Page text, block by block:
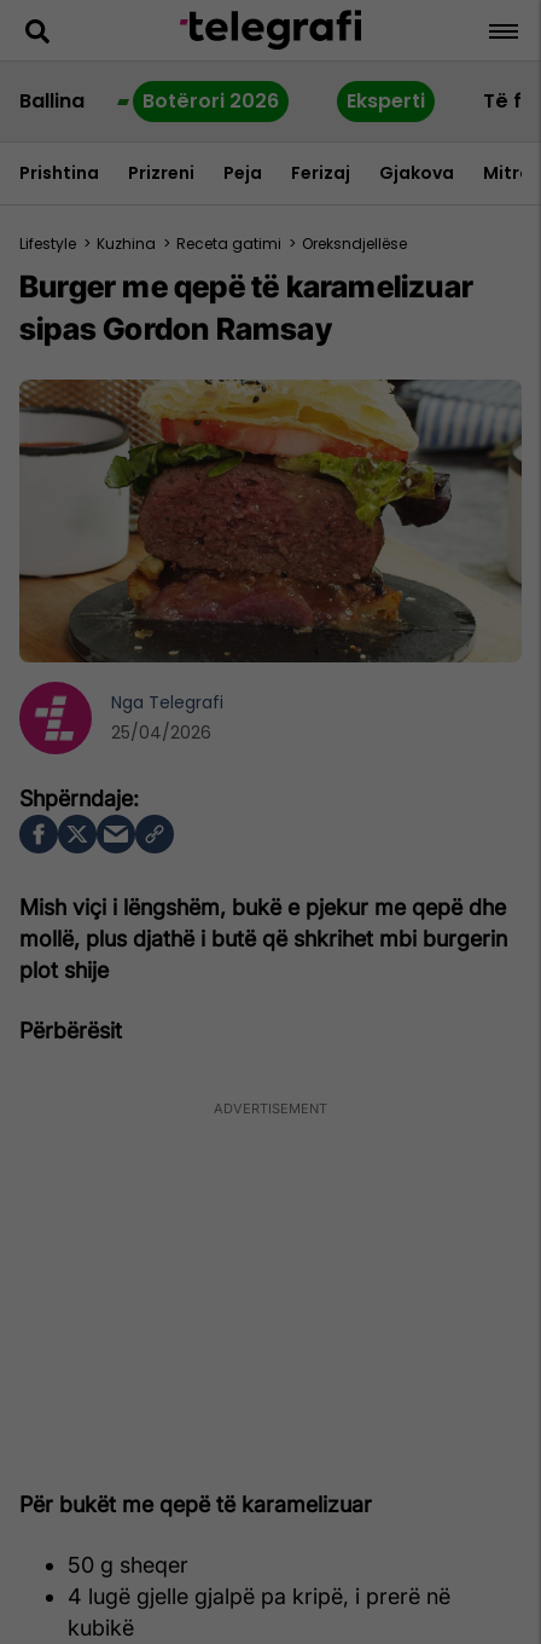
Ballina Botërori 2026 Eksperti Të
Prishtina Prizreni Peja Ferizaj Gjakova
Lifestyle > Kuzhina > Receta gatimi > Oreksndjellëse
Burger me qepë të karamelizuar
sipas Gordon Ramsay
Mish viçi i lëngshëm, bukë e pjekur me qepë dhe
mollë, plus djathë i butë që shkrihet mbi burgerin
plot shije
Përbërësit
Për bukët me qepë të karamelizuar
50 g sheqer
4 lugë gjelle gjalpë pa kripë, i prerë në
kubikë
Nga Telegrafi
25/04/2026